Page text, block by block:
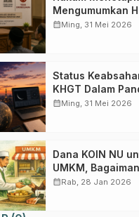
Channel
Pasuruan
kegiatan, kajian, dan berita
sumber resmi NU Pasuruan.
Mengumumkan
Sebelum
calendar_monthMing, 31 Mei 2026
Status
KHGT Dalam
calendar_monthMing, 31 Mei 2026
Dana KOIN NU
UMKM,
Hukumnya?
calendar_monthRab, 28 Jan 2026